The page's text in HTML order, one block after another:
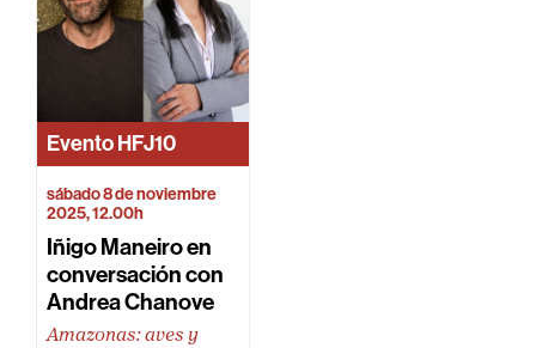
EventoHFJ10
sábado 8 de noviembre
2025, 12.00h
Iñigo Maneiro en
conversación con
Andrea Chanove
Amazonas: aves y